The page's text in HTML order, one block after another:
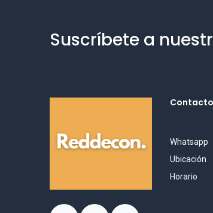
Suscríbete a
Contacto
Whatsapp
Ubicación
Horario